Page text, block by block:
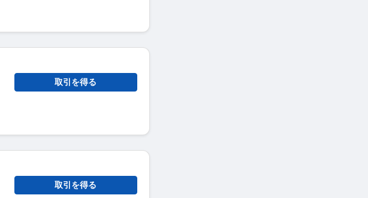
取引を得る
取引を得る